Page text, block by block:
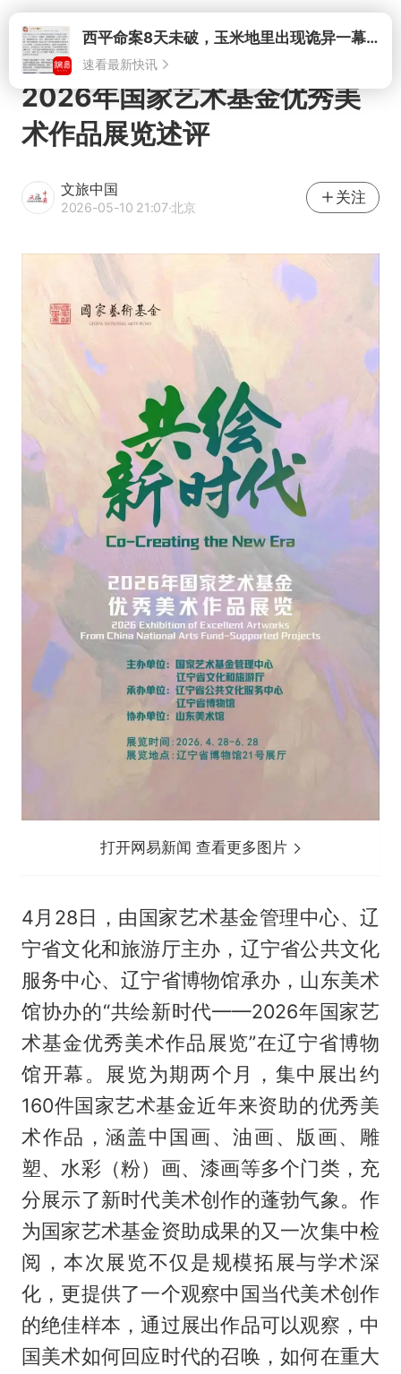
打开
2026年国家艺术基金优秀美
术作品展览述评
文旅中国
2026-05-10 21:07·北京
关注
打开网易新闻 查看更多图片
4月28日，由国家艺术基金管理中心、辽
宁省文化和旅游厅主办，辽宁省公共文化
服务中心、辽宁省博物馆承办，山东美术
馆协办的“共绘新时代——2026年国家艺
术基金优秀美术作品展览”在辽宁省博物
馆开幕。展览为期两个月，集中展出约
160件国家艺术基金近年来资助的优秀美
术作品，涵盖中国画、油画、版画、雕
塑、水彩（粉）画、漆画等多个门类，充
分展示了新时代美术创作的蓬勃气象。作
为国家艺术基金资助成果的又一次集中检
阅，本次展览不仅是规模拓展与学术深
化，更提供了一个观察中国当代美术创作
的绝佳样本，通过展出作品可以观察，中
国美术如何回应时代的召唤，如何在重大